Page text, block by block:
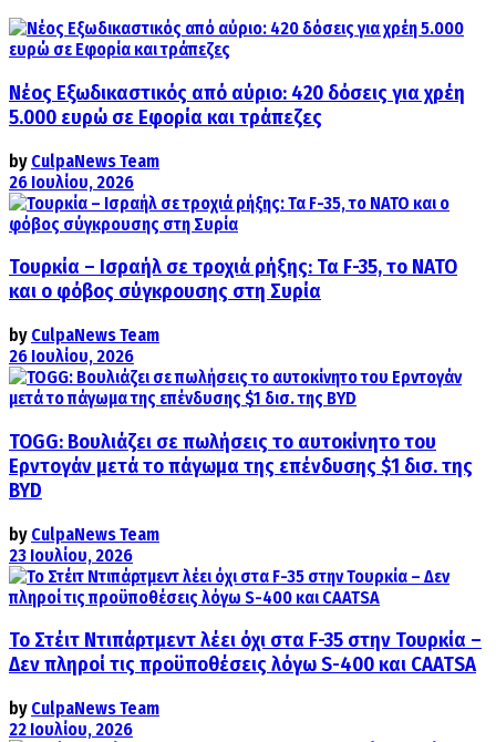
Νέος Εξωδικαστικός από αύριο: 420 δόσεις για χρέη
5.000 ευρώ σε Εφορία και τράπεζες
by CulpaNews Team
26 Ιουλίου, 2026
Τουρκία – Ισραήλ σε τροχιά ρήξης: Τα F-35, το ΝΑΤΟ
και ο φόβος σύγκρουσης στη Συρία
by CulpaNews Team
26 Ιουλίου, 2026
TOGG: Βουλιάζει σε πωλήσεις το αυτοκίνητο του
Ερντογάν μετά το πάγωμα της επένδυσης $1 δισ. της
BYD
by CulpaNews Team
23 Ιουλίου, 2026
Το Στέιτ Ντιπάρτμεντ λέει όχι στα F-35 στην Τουρκία –
Δεν πληροί τις προϋποθέσεις λόγω S-400 και CAATSA
by CulpaNews Team
22 Ιουλίου, 2026